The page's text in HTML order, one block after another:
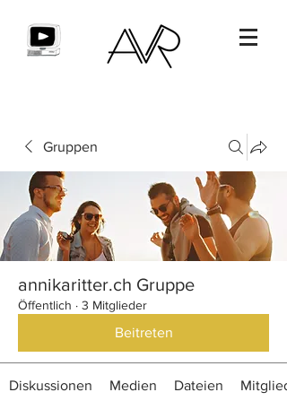
Gruppen
annikaritter.ch Gruppe
Öffentlich · 3 Mitglieder
Beitreten
Diskussionen Medien Dateien